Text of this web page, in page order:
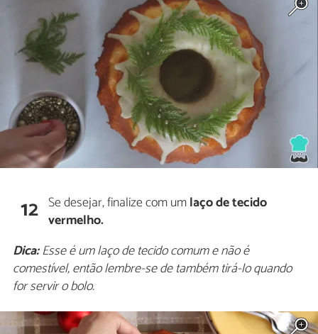
12 Se desejar, finalize com umlaço de tecido
vermelho.
Dica:Esse é um laço de tecido comum e não é
comestível, então lembre-se de também tirá-lo quando
for servir o bolo.